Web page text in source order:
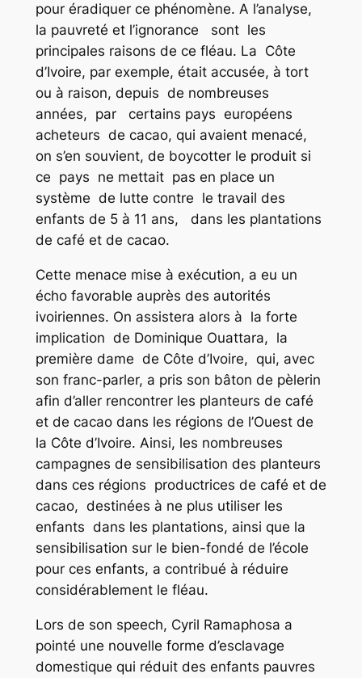
pour éradiquer ce phénomène. A l’analyse,
la pauvreté et l’ignorance sont les
principales raisons de ce fléau. La Côte
d’Ivoire, par exemple, était accusée, à tort
ou à raison, depuis de nombreuses
années, par certains pays européens
acheteurs de cacao, qui avaient menacé,
on s’en souvient, de boycotter le produit si
ce pays ne mettait pas en place un
système de lutte contre le travail des
enfants de 5 à 11 ans, dans les plantations
de café et de cacao.
Cette menace mise à exécution, a eu un
écho favorable auprès des autorités
ivoiriennes. On assistera alors à la forte
implication de Dominique Ouattara, la
première dame de Côte d’Ivoire, qui, avec
son franc-parler, a pris son bâton de pèlerin
afin d’aller rencontrer les planteurs de café
et de cacao dans les régions de l’Ouest de
la Côte d’Ivoire. Ainsi, les nombreuses
campagnes de sensibilisation des planteurs
dans ces régions productrices de café et de
cacao, destinées à ne plus utiliser les
enfants dans les plantations, ainsi que la
sensibilisation sur le bien-fondé de l’école
pour ces enfants, a contribué à réduire
considérablement le fléau.
Lors de son speech, Cyril Ramaphosa a
pointé une nouvelle forme d’esclavage
domestique qui réduit des enfants pauvres